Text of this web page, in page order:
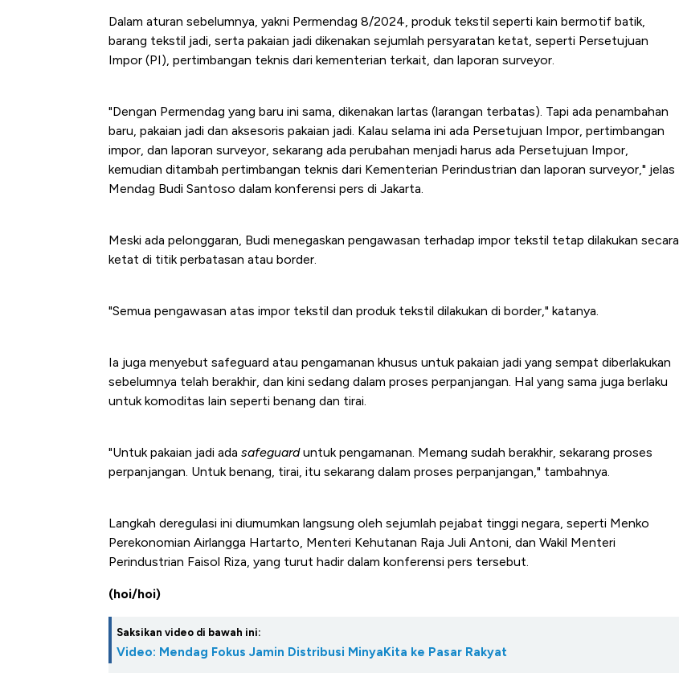
Dalam aturan sebelumnya, yakni Permendag 8/2024, produk tekstil seperti kain bermotif batik,
barang tekstil jadi, serta pakaian jadi dikenakan sejumlah persyaratan ketat, seperti Persetujuan
Impor (PI), pertimbangan teknis dari kementerian terkait, dan laporan surveyor.
"Dengan Permendag yang baru ini sama, dikenakan lartas (larangan terbatas). Tapi ada penambahan
baru, pakaian jadi dan aksesoris pakaian jadi. Kalau selama ini ada Persetujuan Impor, pertimbangan
impor, dan laporan surveyor, sekarang ada perubahan menjadi harus ada Persetujuan Impor,
kemudian ditambah pertimbangan teknis dari Kementerian Perindustrian dan laporan surveyor," jelas
Mendag Budi Santoso dalam konferensi pers di Jakarta.
Meski ada pelonggaran, Budi menegaskan pengawasan terhadap impor tekstil tetap dilakukan secara
ketat di titik perbatasan atau border.
"Semua pengawasan atas impor tekstil dan produk tekstil dilakukan di border," katanya.
Ia juga menyebut safeguard atau pengamanan khusus untuk pakaian jadi yang sempat diberlakukan
sebelumnya telah berakhir, dan kini sedang dalam proses perpanjangan. Hal yang sama juga berlaku
untuk komoditas lain seperti benang dan tirai.
"Untuk pakaian jadi ada safeguarduntuk pengamanan. Memang sudah berakhir, sekarang proses
perpanjangan. Untuk benang, tirai, itu sekarang dalam proses perpanjangan," tambahnya.
Langkah deregulasi ini diumumkan langsung oleh sejumlah pejabat tinggi negara, seperti Menko
Perekonomian Airlangga Hartarto, Menteri Kehutanan Raja Juli Antoni, dan Wakil Menteri
Perindustrian Faisol Riza, yang turut hadir dalam konferensi pers tersebut.
(hoi/hoi)
Saksikan video di bawah ini:
Video: Mendag Fokus Jamin Distribusi MinyaKita ke Pasar Rakyat